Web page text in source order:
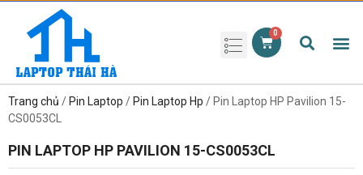
Trang chủ / Pin Laptop / Pin Laptop Hp / Pin Laptop HP Pavilion 15-
CS0053CL
PIN LAPTOP HP PAVILION 15-CS0053CL